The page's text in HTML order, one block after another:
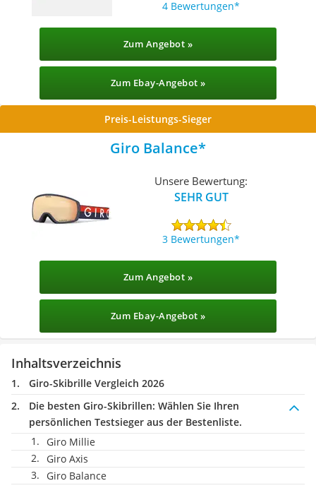
4 Bewertungen
Zum Angebot »
Zum Ebay-Angebot »
Preis-Leistungs-Sieger
Giro Balance
Unsere Bewertung:
SEHR GUT
3 Bewertungen
Zum Angebot »
Zum Ebay-Angebot »
Inhaltsverzeichnis
Giro-Skibrille Vergleich 2026
Die besten Giro-Skibrillen: Wählen Sie Ihren
persönlichen Testsieger aus der Bestenliste.
Giro Millie
Giro Axis
Giro Balance